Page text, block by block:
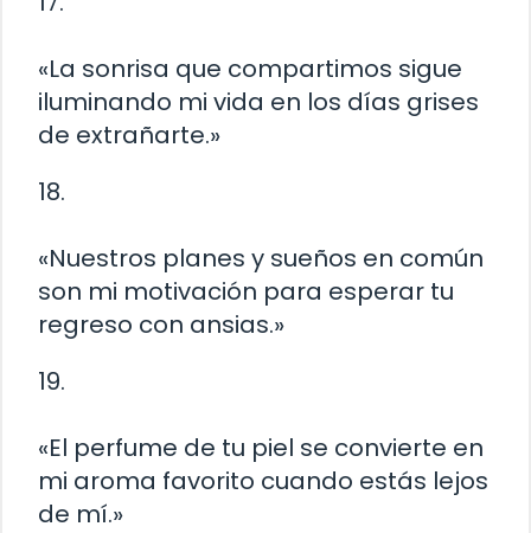
«La sonrisa que compartimos sigue
iluminando mi vida en los días grises
de extrañarte.»
18.
«Nuestros planes y sueños en común
son mi motivación para esperar tu
regreso con ansias.»
19.
«El perfume de tu piel se convierte en
mi aroma favorito cuando estás lejos
de mí.»